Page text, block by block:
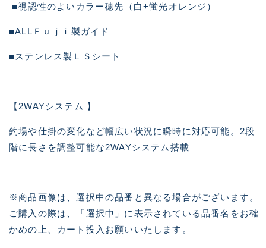
■視認性のよいカラー穂先（白+蛍光オレンジ）
■ALLＦｕｊｉ製ガイド
■ステンレス製ＬＳシート
【2WAYシステム 】
釣場や仕掛の変化など幅広い状況に瞬時に対応可能。2段
階に長さを調整可能な2WAYシステム搭載
※商品画像は、選択中の品番と異なる場合がございます。
ご購入の際は、「選択中」に表示されている品番名をお確
かめの上、カート投入お願いいたします。